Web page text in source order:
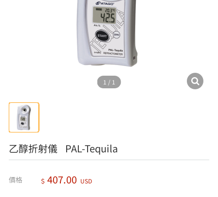
1 / 1
乙醇折射儀 PAL-Tequila
價格 ＄ 407.00 USD